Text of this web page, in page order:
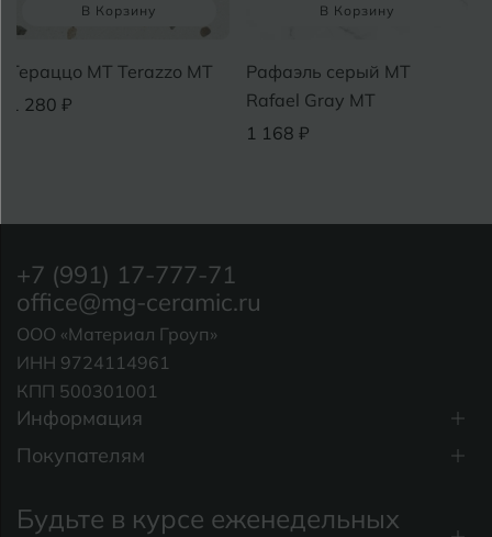
В Корзину
MT Terazzo MT
В Корзину
Рафаэль серый MT
Rafael Gray МТ
Информация
Покупателям
+7 (991) 17-777-71
office@mg-ceramic.ru
ООО «Материал Гроуп»
ИНН 9724114961
КПП 500301001
Будьте в курсе еженедельных